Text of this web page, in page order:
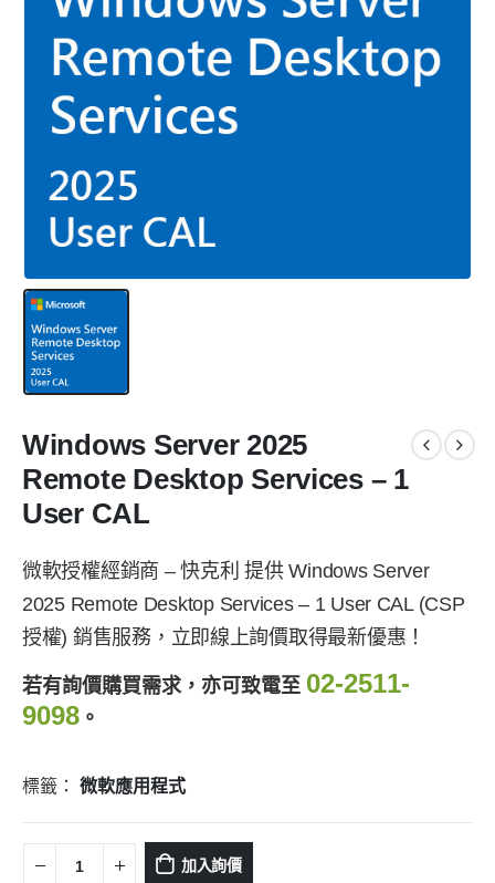
Windows Server 2025
Remote Desktop Services – 1
User CAL
微軟授權經銷商 – 快克利 提供 Windows Server
2025 Remote Desktop Services – 1 User CAL (CSP
授權) 銷售服務，立即線上詢價取得最新優惠！
若有詢價購買需求，亦可致電至 02-2511-
9098 。
標籤： 微軟應用程式
加入詢價